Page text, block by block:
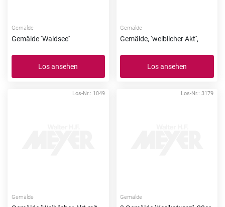
Gemälde
Gemälde ''Waldsee''
Los ansehen
Gemälde
Gemälde, ''weiblicher Akt'',
Los ansehen
Los-Nr.: 1049
Gemälde
Los-Nr.: 3179
Gemälde